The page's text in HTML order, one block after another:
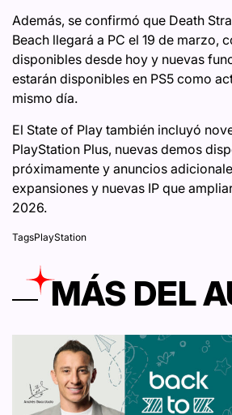
Además, se confirmó que Death
Beach llegará a PC el 19 de marzo,
disponibles desde hoy y nuevas
estarán disponibles en PS5 como
mismo día.
El State of Play también incluyó
PlayStation Plus, nuevas demos
próximamente y anuncios
expansiones y nuevas IP que
2026.
TagsPlayStation
MÁS DEL